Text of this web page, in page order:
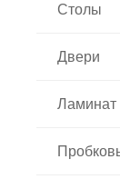
Столы
Двери
Ламинат